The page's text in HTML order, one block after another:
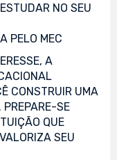
NO SEU
PELO MEC
A
CONSTRUIR UMA
PREPARE-SE
QUE
SEU